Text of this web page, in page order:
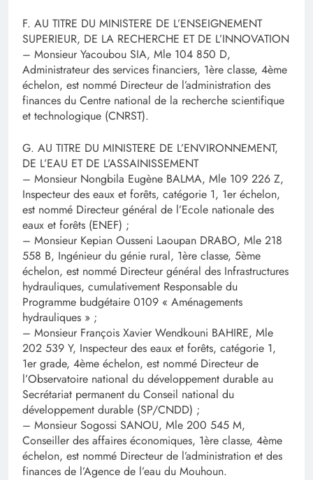
F. AU TITRE DU MINISTERE DE L’ENSEIGNEMENT
SUPERIEUR, DE LA RECHERCHE ET DE L’INNOVATION
– Monsieur Yacoubou SIA, Mle 104 850 D,
Administrateur des services financiers, 1ère classe, 4ème
échelon, est nommé Directeur de l’administration des
finances du Centre national de la recherche scientifique
et technologique (CNRST).
G. AU TITRE DU MINISTERE DE L’ENVIRONNEMENT,
DE L’EAU ET DE L’ASSAINISSEMENT
– Monsieur Nongbila Eugène BALMA, Mle 109 226 Z,
Inspecteur des eaux et forêts, catégorie 1, 1er échelon,
est nommé Directeur général de l’Ecole nationale des
eaux et forêts (ENEF) ;
– Monsieur Kepian Ousseni Laoupan DRABO, Mle 218
558 B, Ingénieur du génie rural, 1ère classe, 5ème
échelon, est nommé Directeur général des Infrastructures
hydrauliques, cumulativement Responsable du
Programme budgétaire 0109 « Aménagements
hydrauliques » ;
– Monsieur François Xavier Wendkouni BAHIRE, Mle
202 539 Y, Inspecteur des eaux et forêts, catégorie 1,
1er grade, 4ème échelon, est nommé Directeur de
l’Observatoire national du développement durable au
Secrétariat permanent du Conseil national du
développement durable (SP/CNDD) ;
– Monsieur Sogossi SANOU, Mle 200 545 M,
Conseiller des affaires économiques, 1ère classe, 4ème
échelon, est nommé Directeur de l’administration et des
finances de l’Agence de l’eau du Mouhoun.